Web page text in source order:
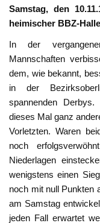
Samstag, den
heimischer BBZ-
In der
Mannschaften
dem, wie bekannt,
in der
spannenden
dieses Mal ganz
Vorletzten. Waren
noch
Niederlagen
wenigstens einen
noch mit null Punkten
am Samstag
jeden Fall erwartet